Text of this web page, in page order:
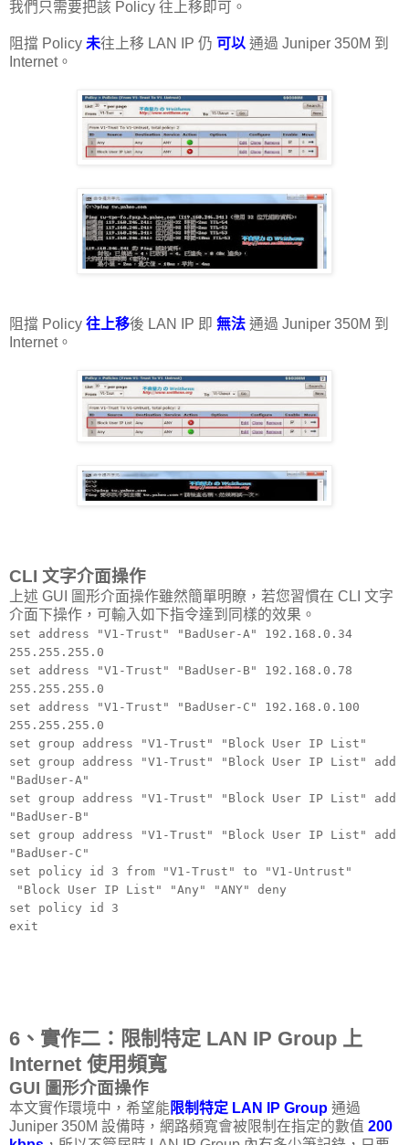
我們只需要把該 Policy 往上移即可。
阻擋 Policy 未往上移 LAN IP 仍 可以 通過 Juniper 350M 到
Internet。
阻擋 Policy 往上移後 LAN IP 即 無法 通過 Juniper 350M 到
Internet。
CLI 文字介面操作
上述 GUI 圖形介面操作雖然簡單明瞭，若您習慣在 CLI 文字
介面下操作，可輸入如下指令達到同樣的效果。
set address "V1-Trust" "BadUser-A" 192.168.0.34
255.255.255.0
set address "V1-Trust" "BadUser-B" 192.168.0.78
255.255.255.0
set address "V1-Trust" "BadUser-C" 192.168.0.100
255.255.255.0
set group address "V1-Trust" "Block User IP List"
set group address "V1-Trust" "Block User IP List" add
"BadUser-A"
set group address "V1-Trust" "Block User IP List" add
"BadUser-B"
set group address "V1-Trust" "Block User IP List" add
"BadUser-C"
set policy id 3 from "V1-Trust" to "V1-Untrust"
"Block User IP List" "Any" "ANY" deny
set policy id 3
exit
6、實作二：限制特定 LAN IP Group 上
Internet 使用頻寬
GUI 圖形介面操作
本文實作環境中，希望能 限制特定 LAN IP Group 通過
Juniper 350M 設備時，網路頻寬會被限制在指定的數值 200